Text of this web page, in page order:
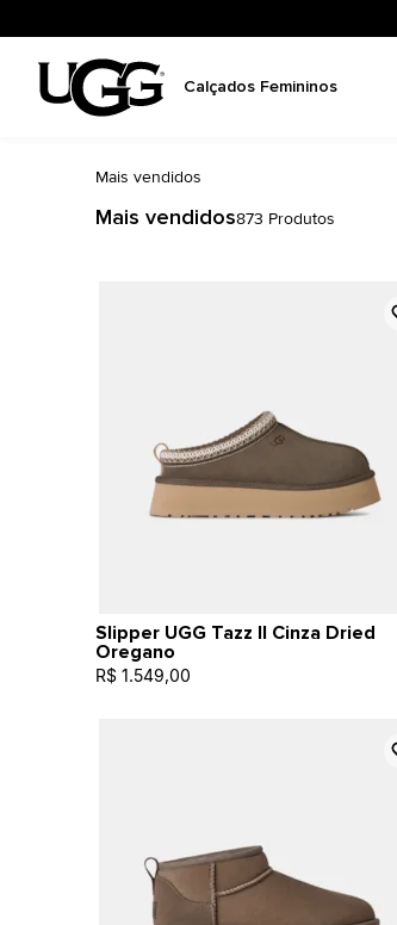
Calçados Femininos
Mais vendidos
Mais vendidos873 Produtos
Slipper UGG Tazz II Cinza Dried
Oregano
R$ 1.549,00